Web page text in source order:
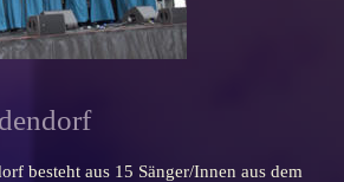
besteht aus 15 Sänger/Innen aus dem